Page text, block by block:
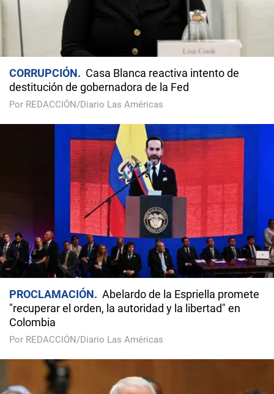
CORRUPCIÓN
Casa Blanca reactiva intento de
destitución de gobernadora de la Fed
Por REDACCIÓN/Diario Las Américas
PROCLAMACIÓN
Abelardo de la Espriella promete
"recuperar el orden, la autoridad y la libertad" en
Colombia
Por REDACCIÓN/Diario Las Américas